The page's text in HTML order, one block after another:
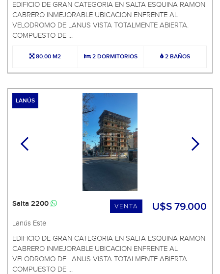
EDIFICIO DE GRAN CATEGORIA EN SALTA ESQUINA RAMON
CABRERO INMEJORABLE UBICACION ENFRENTE AL
VELODROMO DE LANUS VISTA TOTALMENTE ABIERTA.
COMPUESTO DE ...
80.00 M2 2 DORMITORIOS 2 BAÑOS
LANÚS
U$S 79.000
VENTA
Salta 2200
Lanús Este
EDIFICIO DE GRAN CATEGORIA EN SALTA ESQUINA RAMON
CABRERO INMEJORABLE UBICACION ENFRENTE AL
VELODROMO DE LANUS VISTA TOTALMENTE ABIERTA.
COMPUESTO DE ...